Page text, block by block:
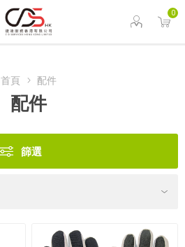
0
首頁 配件
配件
篩選